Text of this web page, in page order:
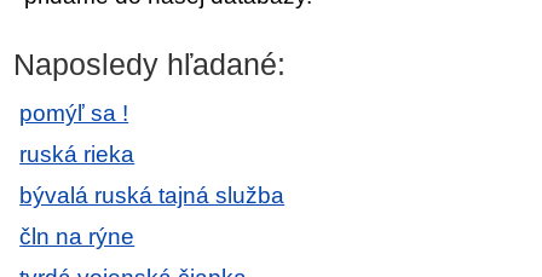
Naposledy hľadané:
pomýľ sa !
ruská rieka
bývalá ruská tajná služba
čln na rýne